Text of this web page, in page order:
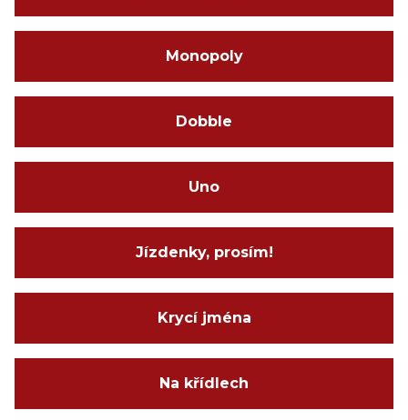
Monopoly
Dobble
Uno
Jízdenky, prosím!
Krycí jména
Na křídlech